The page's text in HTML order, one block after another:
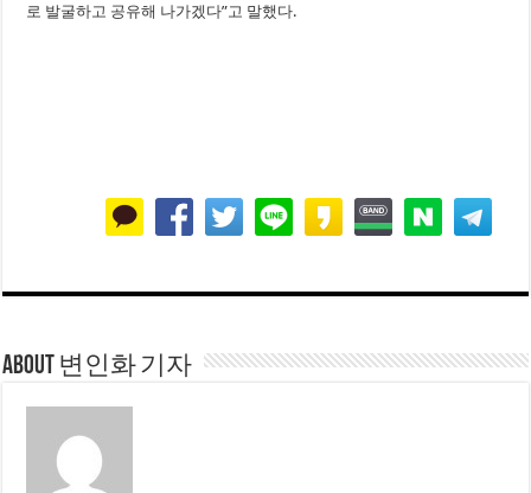
로 발굴하고 공유해 나가겠다”고 말했다.
About 변인화 기자